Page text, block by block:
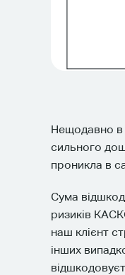
Нещодавно в
сильного
проникла в
Сума
ризиків
наш клієнт
інших